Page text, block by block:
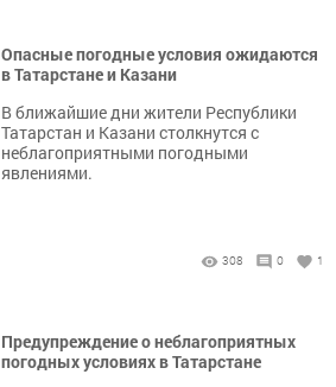
Опасные погодные условия ожидаются
в Татарстане и Казани
В ближайшие дни жители Республики
Татарстан и Казани столкнутся с
неблагоприятными погодными
явлениями.
308 0 1
Предупреждение о неблагоприятных
погодных условиях в Татарстане